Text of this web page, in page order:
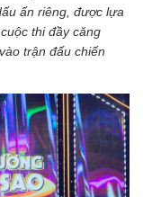
ấn riêng, được lựa
thi đầy căng
trận đấu chiến